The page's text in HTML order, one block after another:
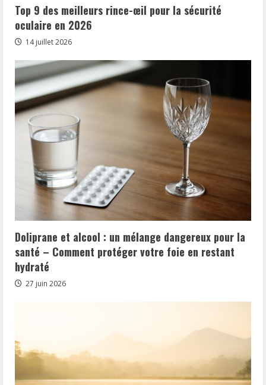
Top 9 des meilleurs rince-œil pour la sécurité
oculaire en 2026
14 juillet 2026
Doliprane et alcool : un mélange dangereux pour la
santé – Comment protéger votre foie en restant
hydraté
27 juin 2026